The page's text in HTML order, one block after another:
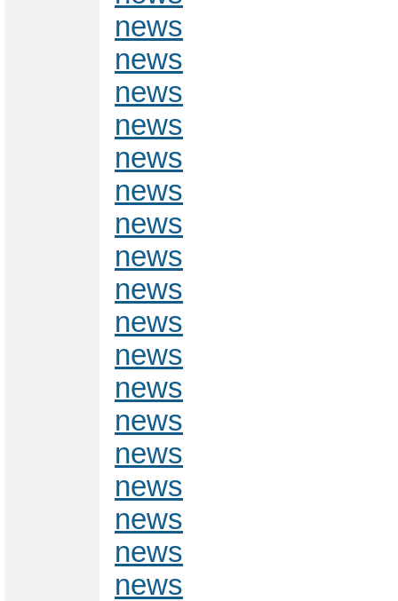
news
news
news
news
news
news
news
news
news
news
news
news
news
news
news
news
news
news